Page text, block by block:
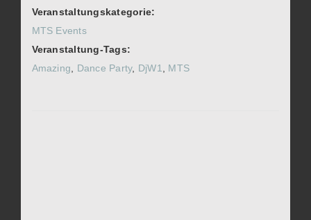
Veranstaltungskategorie:
MTS Events
Veranstaltung-Tags:
Amazing
Dance Party, DjW1 MTS